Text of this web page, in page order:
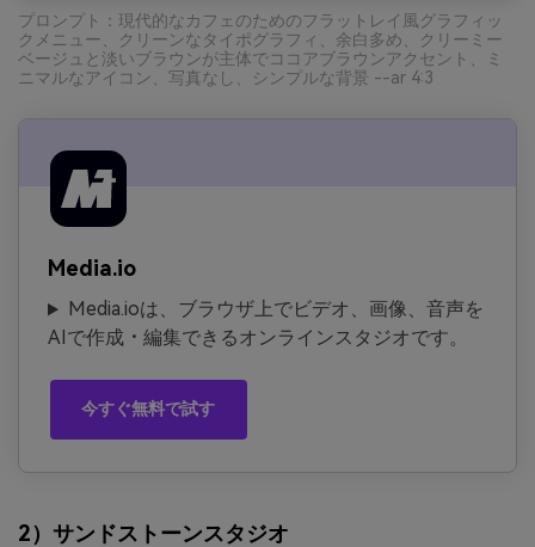
プロンプト：現代的なカフェのためのフラットレイ風グラフィッ
クメニュー、クリーンなタイポグラフィ、余白多め、クリーミー
ベージュと淡いブラウンが主体でココアブラウンアクセント、ミ
ニマルなアイコン、写真なし、シンプルな背景 --ar 4:3
Media.io
Media.ioは、ブラウザ上でビデオ、画像、音声を
AIで作成・編集できるオンラインスタジオです。
今すぐ無料で試す
2）サンドストーンスタジオ